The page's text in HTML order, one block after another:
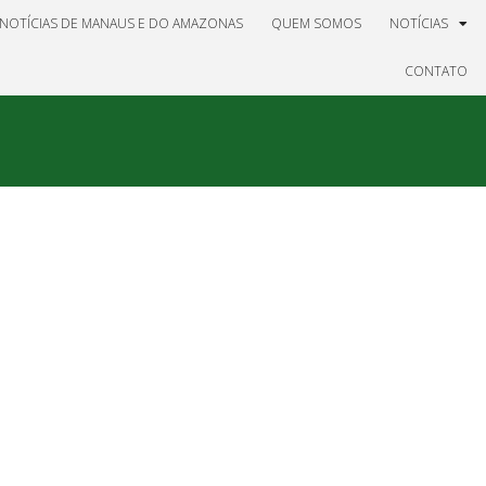
DE MANAUS E DO AMAZONAS QUEM SOMOS NOTÍCIAS
CONTATO